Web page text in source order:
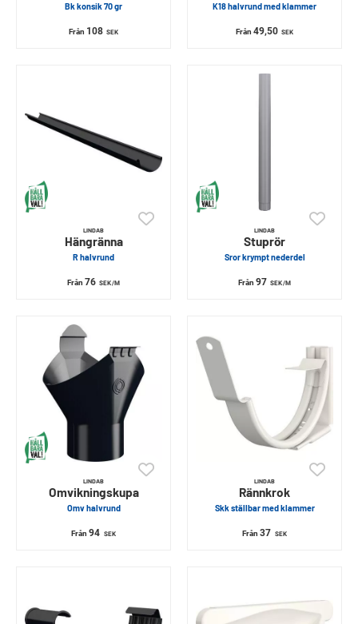
Bk konsik 70 gr
Från 108 SEK
K18 halvrund med klammer
Från 49,50 SEK
LINDAB
Hängränna
R halvrund
Från 76 SEK/M
LINDAB
Stuprör
Sror krympt nederdel
Från 97 SEK/M
LINDAB
Omvikningskupa
Omv halvrund
Från94 SEK
LINDAB
Rännkrok
Skk ställbar med klammer
Från37 SEK